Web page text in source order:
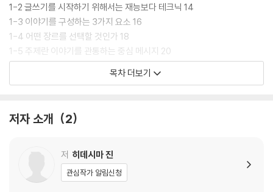
1-2 글쓰기를 시작하기 위해서는 재능보다 테크닉 14
1-3 이야기를 구성하는 3가지 요소 16
1-4 어떤 장르를 선택할 것인가 18
1-5 주제란 이야기를 관통하는 중심 메시지 20
1-6 주제는 상실과 회복, 성장의 그래프를 따른다 22
1-7 설정은 캐릭터와 주제를 촘촘하게 지탱하는 골조 24
1-10 스토리 라인이 정해지면 대략적인 줄거리를 쓴다 30
COLUMN 1 창작의 고통 속에도 행복은 분명히 있다 34
PART 2 캐릭터를 조형한다
목차 더보기
저자 소개 2
저 히데시마 진
관심작가 알림신청